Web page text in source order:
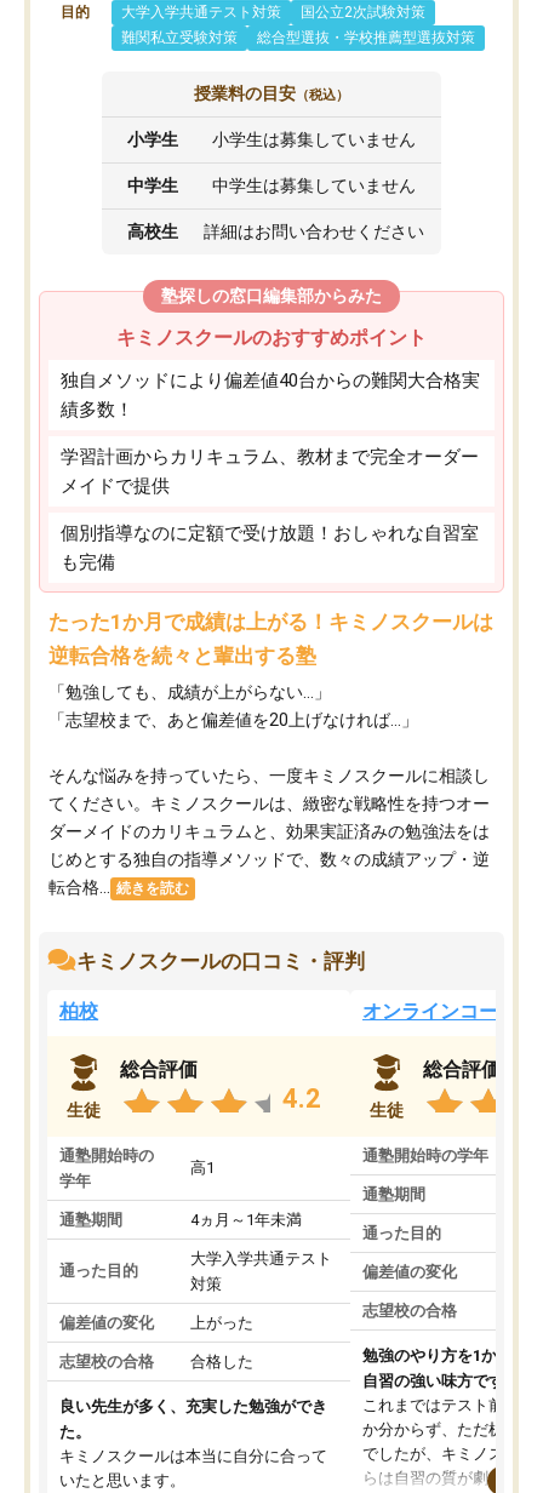
目的 大学入学共通テスト対策
国公立2次試験対策
難関私立受験対策
総合型選抜・学校推薦型選抜対策
授業料の目安 （税込）
小学生 小学生は募集していません
中学生 中学生は募集していません
高校生 詳細はお問い合わせください
塾探しの窓口編集部からみた
キミノスクールのおすすめポイント
独自メソッドにより偏差値40台からの難関大合格実
績多数！
学習計画からカリキュラム、教材まで完全オーダー
メイドで提供
個別指導なのに定額で受け放題！おしゃれな自習室
も完備
たった1か月で成績は上がる！キミノスクールは
逆転合格を続々と輩出する塾
「勉強しても、成績が上がらない…」
「志望校まで、あと偏差値を20上げなければ…」
そんな悩みを持っていたら、一度キミノスクールに相談し
てください。キミノスクールは、緻密な戦略性を持つオー
ダーメイドのカリキュラムと、効果実証済みの勉強法をは
じめとする独自の指導メソッドで、数々の成績アップ・逆
転合格...
続きを読む
キミノスクールの口コミ・評判
柏校
生徒
総合評価
4.2
通塾開始時の
学年
高1
通塾期間 4ヵ月～1年未満
通った目的
大学入学共通テスト
対策
偏差値の変化 上がった
志望校の合格 合格した
良い先生が多く、充実した勉強ができ
た。
キミノスクールは本当に自分に合って
いたと思います。
オンラインコース
生徒
総合評価
通塾開始時の学年
通塾期間
通った目的
偏差値の変化
志望校の合格
勉強のやり方を1から教
自習の強い味方です。
これまではテスト前に何
か分からず、ただ机に座
でしたが、キミノスクー
らは自習の質が劇的に変